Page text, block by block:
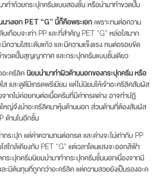
ทำถ้วยกระปุกครีมแบบสองชั้น หรือนำมาทำขวดปั๊ม
นางเอก PET “G” นี้ก็คือพระเอก เพราะทนต่อความ
บเกือบจะเท่า PP และที่สำคัญ PET “G” หล่อใสมาก
มีความใสระดับแก้ว และมีความแข็งแรง ทนต่อรอยขีด
ขวดปั๊มสุญญากาศ และกระปุกครีมแบบชั้นเดียว
ะครีลิค นิยมนำมาทำผิวด้านนอกของกระปุกครีม หรือ
ส และดูดีมีเกรดพรีเมียม แต่ไม่นิยมให้เจ้าอะครีลิคสัมผัส
จากไม่ค่อยทนต่อเนื้อครีมที่มีค่ากรดด่าง อาจทำปฏิ
ใหญ่จึงนำอะครีลิคมาหุ้มด้านนอก ส่วนด้านที่ต้องสัมผัส
ด้านในอีกชั้น
ระปุก แต่ค่าความทนต่อกรด และด่างจะไม่เท่ากับ PP
สใกล้เคียงกับ PET “G” แต่เวลาโดนแสงจะออกสีฟ้า
ระปุกครีมนิยมนำมาทำกระปุกครีมชั้นนอกเนื่องจากมี
ละมีต้นทุนที่ถูกกว่าอะครีลิค แต่ความสวยยังเป็นรองอะค